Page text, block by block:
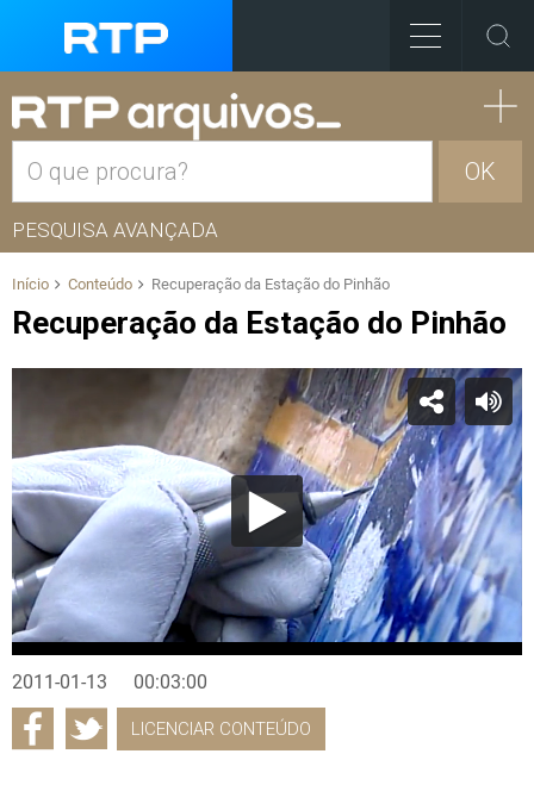
OK
PESQUISA AVANÇADA
Início Conteúdo Recuperação da Estação do Pinhão
Recuperação da Estação do Pinhão
2011-01-13 00:03:00
LICENCIAR CONTEÚDO